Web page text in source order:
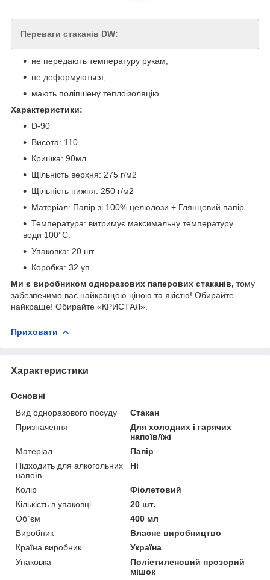
Переваги стаканів DW:
не передають температуру рукам;
не деформуються;
мають поліпшену теплоізоляцію.
Характеристики:
D-90
Висота: 110
Кришка: 90мл.
Щільність верхня: 275 г/м2
Щільність нижня: 250 г/м2
Матеріал: Папір зі 100% целюлози + Глянцевий папір.
Температура: витримує максимальну температуру
води 100°C.
Упаковка: 20 шт.
Коробка: 32 уп.
Ми є виробником одноразових паперових стаканів, тому
забезпечимо вас найкращою ціною та якістю! Обирайте
найкраще! Обирайте «КРИСТАЛ».
Приховати
Характеристики
Основні
Вид одноразового посуду
Стакан
Призначення
Для холодних і гарячих
напоїв/їжі
Матеріал
Папір
Підходить для алкогольних
напоїв
Ні
Колір
Фіолетовий
Кількість в упаковці
20 шт.
Об`єм
400 мл
Виробник
Власне виробництво
Країна виробник
Україна
Упаковка
Поліетиленовий прозорий
мішок